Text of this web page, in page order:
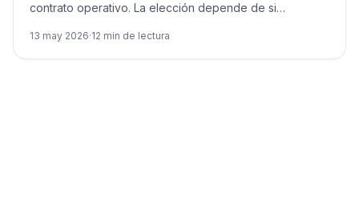
contrato operativo. La elección depende de si
repositorio o generación programable en un producto.
13 may 2026·12 min de lectura